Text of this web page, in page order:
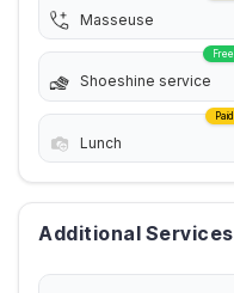
Masseuse
Free
Shoeshine service
Paid
Lunch
Additional Services